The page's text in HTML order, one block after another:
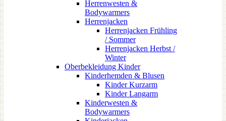
Herrenwesten &
Bodywarmers
Herrenjacken
Herrenjacken Frühling
/ Sommer
Herrenjacken Herbst /
Winter
Oberbekleidung Kinder
Kinderhemden & Blusen
Kinder Kurzarm
Kinder Langarm
Kinderwesten &
Bodywarmers